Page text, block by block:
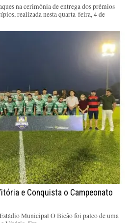
na cerimônia de entrega dos prêmios
realizada nesta quarta-feira, 4 de
e Conquista o Campeonato
Municipal O Bicão foi palco de uma